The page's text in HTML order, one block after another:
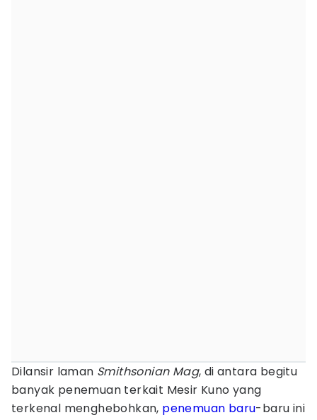
Dilansir laman Smithsonian Mag, di antara begitu
banyak penemuan terkait Mesir Kuno yang
terkenal menghebohkan, penemuan baru-baru ini